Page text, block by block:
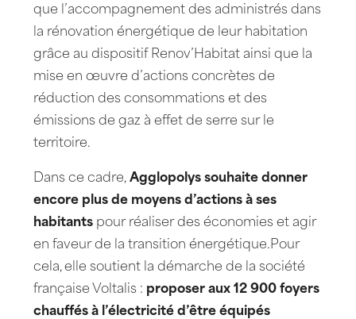
que l’accompagnement des administrés dans
la rénovation énergétique de leur habitation
grâce au dispositif Renov’Habitat ainsi que la
mise en œuvre d’actions concrètes de
réduction des consommations et des
émissions de gaz à effet de serre sur le
territoire.
Dans ce cadre, Agglopolys souhaite donner
encore plus de moyens d’actions à ses
habitants pour réaliser des économies et agir
en faveur de la transition énergétique.Pour
cela, elle soutient la démarche de la société
française Voltalis : proposer aux 12 900 foyers
chauffés à l’électricité d’être équipés